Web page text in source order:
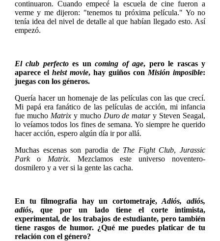
continuaron. Cuando empecé la escuela de cine fueron a
verme y me dijeron: "tenemos tu próxima película." Yo no
tenía idea del nivel de detalle al que habían llegado esto. Así
empezó.
El club perfectoes uncoming of age, pero le rascas y
aparece el heist movie, hay guiños con Misión imposible:
juegas con los géneros.
Quería hacer un homenaje de las películas con las que crecí.
Mi papá era fanático de las películas de acción, mi infancia
fue mucho Matrixy mucho Duro de matary Steven Seagal,
lo veíamos todos los fines de semana. Yo siempre he querido
hacer acción, espero algún día ir por allá.
Muchas escenas son parodia de The Fight Club, Jurassic
Parko Matrix. Mezclamos este universo noventero-
dosmilero y a ver si la gente las cacha.
En tu filmografía hay un cortometraje,Adiós, adiós,
adiós, que por un lado tiene el corte intimista,
experimental, de los trabajos de estudiante, pero también
tiene rasgos de humor. ¿Qué me puedes platicar de tu
relación con el género?